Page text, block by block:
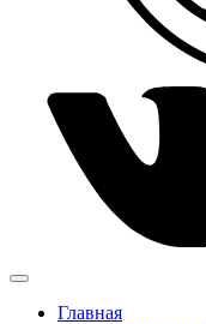
Главная